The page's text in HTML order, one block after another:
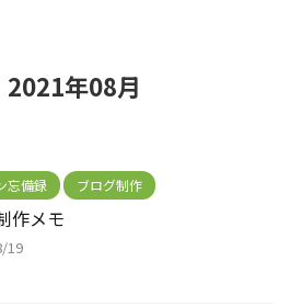
2021年08月
忘備録 ブログ制作
作メモ
19